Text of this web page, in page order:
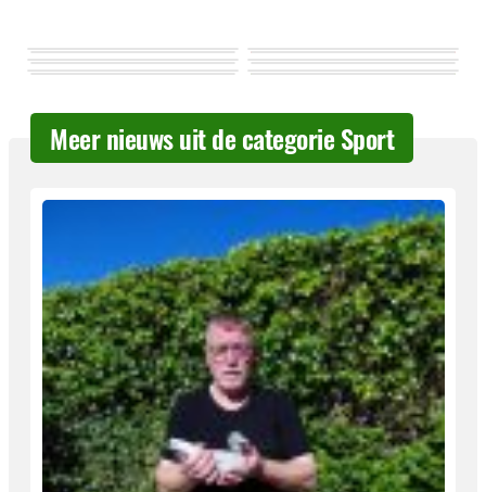
Meer nieuws uit de categorie Sport